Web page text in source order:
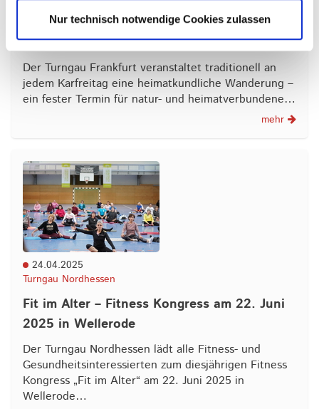
Nur technisch notwendige Cookies zulassen
Wanderung durch Frankfurts grünes Band –
Natur, Geschichte und Gemeinschaft erleben
Der Turngau Frankfurt veranstaltet traditionell an
jedem Karfreitag eine heimatkundliche Wanderung –
ein fester Termin für natur- und heimatverbundene…
mehr
24.04.2025
Turngau Nordhessen
Fit im Alter – Fitness Kongress am 22. Juni
2025 in Wellerode
Der Turngau Nordhessen lädt alle Fitness- und
Gesundheitsinteressierten zum diesjährigen Fitness
Kongress „Fit im Alter“ am 22. Juni 2025 in
Wellerode…